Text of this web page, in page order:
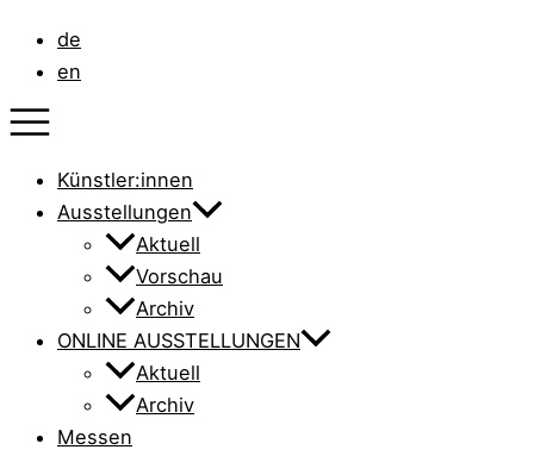
de
en
Künstler:innen
Ausstellungen
Aktuell
Vorschau
Archiv
ONLINE AUSSTELLUNGEN
Aktuell
Archiv
Messen